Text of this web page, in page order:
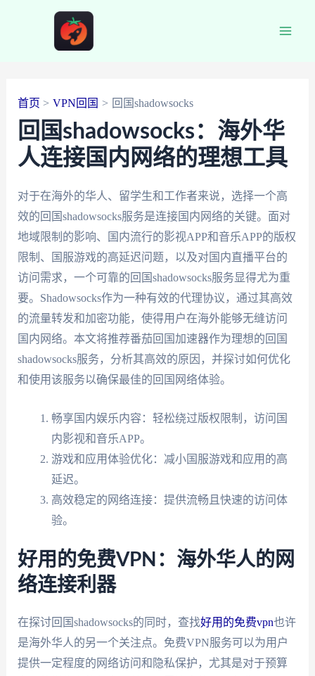
首页 VPN回国 回国shadowsocks
回国shadowsocks：海外华
人连接国内网络的理想工具
对于在海外的华人、留学生和工作者来说，选择一个高
效的回国shadowsocks服务是连接国内网络的关键。面对
地域限制的影响、国内流行的影视APP和音乐APP的版权
限制、国服游戏的高延迟问题，以及对国内直播平台的
访问需求，一个可靠的回国shadowsocks服务显得尤为重
要。Shadowsocks作为一种有效的代理协议，通过其高效
的流量转发和加密功能，使得用户在海外能够无缝访问
国内网络。本文将推荐番茄回国加速器作为理想的回国
shadowsocks服务，分析其高效的原因，并探讨如何优化
和使用该服务以确保最佳的回国网络体验。
畅享国内娱乐内容：轻松绕过版权限制，访问国
内影视和音乐APP。
游戏和应用体验优化：减小国服游戏和应用的高
延迟。
高效稳定的网络连接：提供流畅且快速的访问体
验。
好用的免费VPN：海外华人的网
络连接利器
在探讨回国shadowsocks的同时，查找好用的免费vpn也许
是海外华人的另一个关注点。免费VPN服务可以为用户
提供一定程度的网络访问和隐私保护，尤其是对于预算